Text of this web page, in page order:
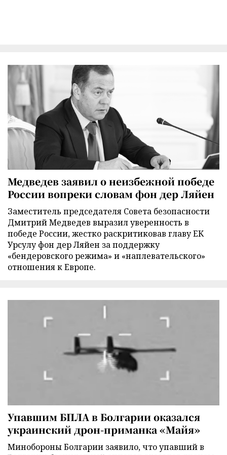
Медведев заявил о неизбежной победе
России вопреки словам фон дер Ляйен
Заместитель председателя Совета безопасности
Дмитрий Медведев выразил уверенность в
победе России, жестко раскритиковав главу ЕК
Урсулу фон дер Ляйен за поддержку
«бендеровского режима» и «наплевательского»
отношения к Европе.
Упавшим БПЛА в Болгарии оказался
украинский дрон-приманка «Майя»
Минобороны Болгарии заявило, что упавший в